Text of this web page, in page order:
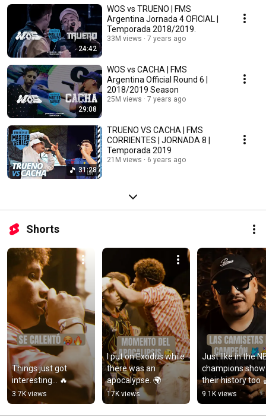
24:42
WOS vs TRUENO | FMS
Argentina Jornada 4 OFICIAL |
Temporada 2018/2019.
33M views 7 years ago
29:08
WOS vs CACHA | FMS
Argentina Official Round 6 |
2018/2019 Season
25M views 7 years ago
31:28
TRUENO VS CACHA | FMS
CORRIENTES | JORNADA 8 |
Temporada 2019
21M views 6 years ago
Shorts
Things just got
interesting... 🔥
3.7K views
I put on Exodus while
there was an
apocalypse. 🌍
17K views
Just like in the
champions
their history too
9.1K views